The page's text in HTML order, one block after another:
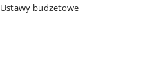
Ustawy budżetowe